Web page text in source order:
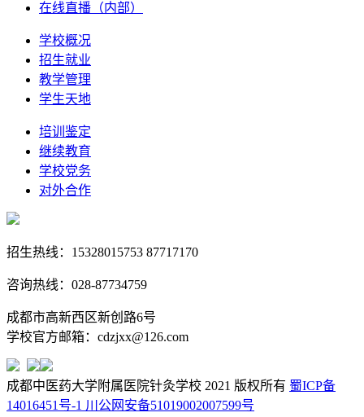
在线直播（内部）
学校概况
招生就业
教学管理
学生天地
培训鉴定
继续教育
学校党务
对外合作
招生热线：15328015753 87717170
咨询热线：028-87734759
成都市高新西区新创路6号
学校官方邮箱：cdzjxx@126.com
成都中医药大学附属医院针灸学校 2021 版权所有 蜀ICP备
14016451号-1 川公网安备51019002007599号